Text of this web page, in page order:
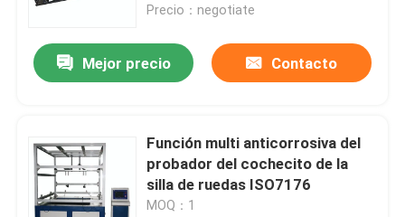
cochecito de niño
Precio：negotiate
Mejor precio Contacto
Función multi anticorrosiva del
probador del cochecito de la
silla de ruedas ISO7176
MOQ：1